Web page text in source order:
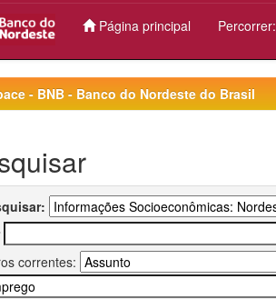
Página principal Percorrer:
- BNB - Banco do Nordeste do Brasil
correntes: